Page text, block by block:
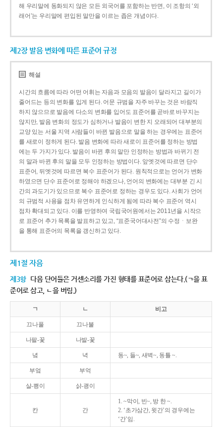
해 우리말에 동화되지 않은 모든 외국어를 포함하는 반면, 이 조항의 ‘외
래어’는 우리말에 편입된 말만을 이르는 좁은 개념이다.
제2장 발음 변화에 따른 표준어 규정
해설
시간의 흐름에 따라 어떤 어휘는 자음과 모음의 발음이 달라지고 길이가
줄어드는 등의 변화를 입게 된다. 어문 규범을 자주 바꾸는 것은 바람직
하지 않으므로 발음에 다소의 변화를 입어도 표준어를 곧바로 바꾸지는
않지만, 발음 변화의 정도가 심하거나 발음이 변한 지 오래되어 대부분의
교양 있는 서울 지역 사람들이 바뀐 발음으로 말을 하는 경우에는 표준어
를 새로이 정하게 된다. 발음 변화에 따라 새로이 표준어를 정하는 방법
에는 두 가지가 있다. 발음이 바뀐 후의 말만 인정하는 방법과 바뀌기 전
의 말과 바뀐 후의 말을 모두 인정하는 방법이다. 앞엣것에 따르면 단수
표준어, 뒤엣것에 따르면 복수 표준어가 된다. 원칙적으로는 언어가 변화
하였으면 단수 표준어로 정해야 하겠으나, 언어의 변화에는 대부분 긴 시
간의 과도기가 있으므로 복수 표준어로 정하는 경우도 있다. 사회가 언어
의 규범적 사용을 점차 유연하게 인식하게 됨에 따라 복수 표준어 역시
점차 확대되고 있다. 이를 반영하여 국립국어원에서는 2011년을 시작으
로 표준어 추가 목록을 발표하고 있고, “표준국어대사전”의 수정ㆍ보완
을 통해 표준어의 목록을 갱신하고 있다.
제1절 자음
제3항 다음 단어들은 거센소리를 가진 형태를 표준어로 삼는다.(ㄱ을 표
준어로 삼고, ㄴ을 버림.)
ㄱ ㄴ 비고
끄나풀 끄나불
나팔-꽃 나발-꽃
녘 녁 동~, 들~, 새벽~, 동틀 ~.
부엌 부억
살-쾡이 삵-괭이
칸 간
1. ~막이, 빈~, 방 한 ~.
2. ‘초가삼간, 윗간’의 경우에는
‘간’임.